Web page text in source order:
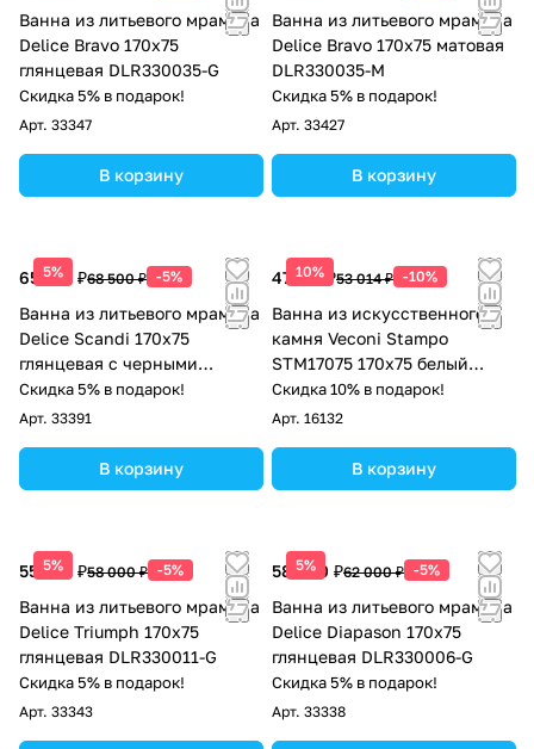
Ванна из литьевого мрамора
Delice Bravo 170х75
глянцевая DLR330035-G
Скидка 5% в подарок!
Арт. 33347
В корзину
Ванна из литьевого мрамора
Delice Bravo 170х75 матовая
DLR330035-M
Скидка 5% в подарок!
Арт. 33427
В корзину
5%
65 075 ₽68 500 ₽ -5%
Ванна из литьевого мрамора
Delice Scandi 170х75
глянцевая с черными
ручками DLR330026RB-G
Скидка 5% в подарок!
Арт. 33391
В корзину
10%
47 713 ₽53 014 ₽ -10%
Ванна из искусственного
камня Veconi Stampo
STM17075 170x75 белый
глянец
Скидка 10% в подарок!
Арт. 16132
В корзину
5%
55 100 ₽58 000 ₽ -5%
Ванна из литьевого мрамора
Delice Triumph 170х75
глянцевая DLR330011-G
Скидка 5% в подарок!
Арт. 33343
5%
58 900 ₽62 000 ₽ -5%
Ванна из литьевого мрамора
Delice Diapason 170х75
глянцевая DLR330006-G
Скидка 5% в подарок!
Арт. 33338